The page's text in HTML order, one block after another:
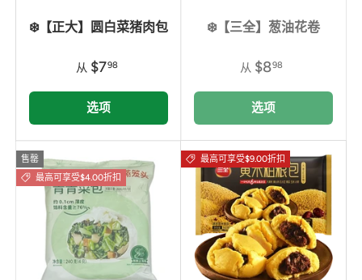
❄️【正大】圆白菜猪肉包
从 $798
选项
❄️【三全】葱油花卷
从 $898
选项
售罄
最高可享受$4.00折扣
最高可享受$9.00折扣